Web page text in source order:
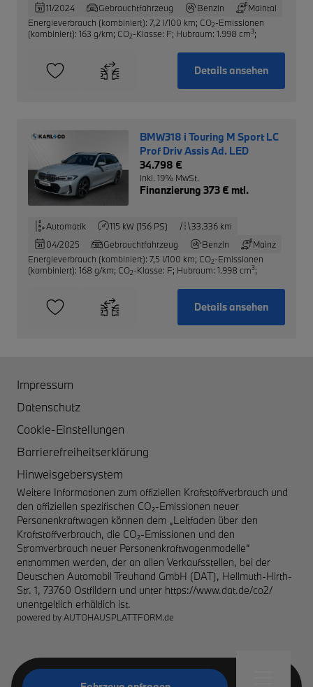
11/2024
Gebrauchtfahrzeug Benzin
Maintal
Energieverbrauch (kombiniert): 7,2 l/100 km; CO2-Emissionen
(kombiniert): 163 g/km; CO2-Klasse: F; Hubraum: 1.998 cm3;
Details ansehen
BMW318 i Touring M Sport LC
Prof Driv Assis Ad. LED
34.798 €
inkl. 19% MwSt.
Finanzierung 373 € mtl.
Automatik 115 kW (156 PS)
33.336 km
04/2025
Gebrauchtfahrzeug Benzin
Mainz
Energieverbrauch (kombiniert): 7,5 l/100 km; CO2-Emissionen
(kombiniert): 168 g/km; CO2-Klasse: F; Hubraum: 1.998 cm3;
Details ansehen
Impressum
Datenschutz
Cookie-Einstellungen
Barrierefreiheitserklärung
Hinweisgebersystem
Weitere Informationen zum offiziellen Kraftstoffverbrauch und
den offiziellen spezifischen CO₂-Emissionen neuer
Personenkraftwagen können dem „Leitfaden über den
Kraftstoffverbrauch, die CO₂-Emissionen und den
Stromverbrauch neuer Personenkraftwagenmodelle“
entnommen werden, der an allen Verkaufsstellen, bei der
Deutschen Automobil Treuhand GmbH (DAT), Hellmuth-Hirth-
Str. 1, 73760 Ostfildern und unter https://www.dat.de/co2/
unentgeltlich erhältlich ist.
powered byAUTOHAUSPLATTFORM.de